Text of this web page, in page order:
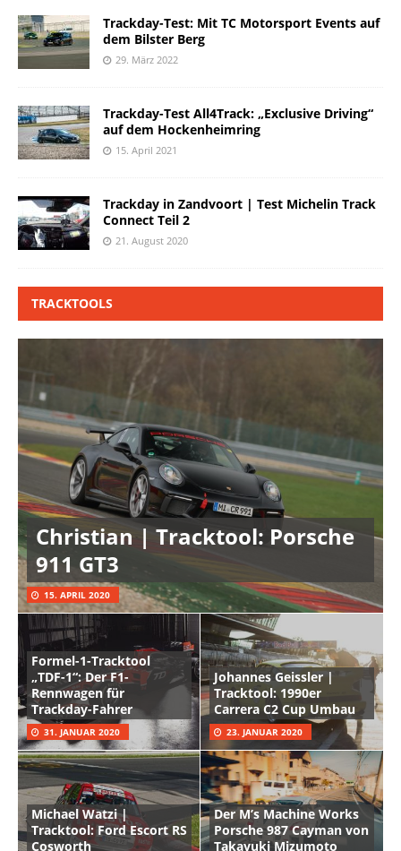
Trackday-Test: Mit TC Motorsport Events auf
dem Bilster Berg
29. März 2022
Trackday-Test All4Track: „Exclusive Driving“
auf dem Hockenheimring
15. April 2021
Trackday in Zandvoort | Test Michelin Track
Connect Teil 2
21. August 2020
TRACKTOOLS
Christian | Tracktool: Porsche
911 GT3
15. APRIL 2020
Formel-1-Tracktool
„TDF-1“: Der F1-
Rennwagen für
Trackday-Fahrer
31. JANUAR 2020
Johannes Geissler |
Tracktool: 1990er
Carrera C2 Cup Umbau
23. JANUAR 2020
Michael Watzi |
Tracktool: Ford Escort RS
Cosworth
Der M’s Machine Works
Porsche 987 Cayman von
Takayuki Mizumoto